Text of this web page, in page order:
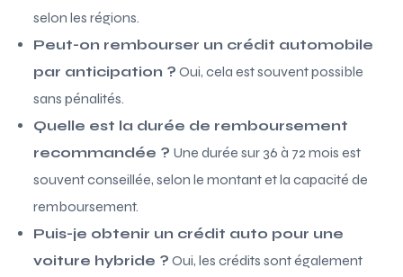
selon les régions.
Peut-on rembourser un crédit automobile
par anticipation ? Oui, cela est souvent possible
sans pénalités.
Quelle est la durée de remboursement
recommandée ? Une durée sur 36 à 72 mois est
souvent conseillée, selon le montant et la capacité de
remboursement.
Puis-je obtenir un crédit auto pour une
voiture hybride ? Oui, les crédits sont également